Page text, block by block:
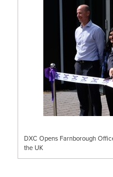
DXC Opens Farnborough
the UK